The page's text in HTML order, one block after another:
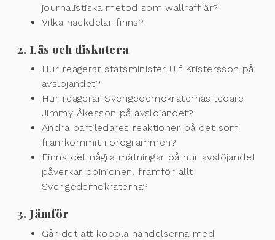
journalistiska metod som wallraff är?
Vilka nackdelar finns?
2. Läs och diskutera
Hur reagerar statsminister Ulf Kristersson på
avslöjandet?
Hur reagerar Sverigedemokraternas ledare
Jimmy Åkesson på avslöjandet?
Andra partiledares reaktioner på det som
framkommit i programmen?
Finns det några mätningar på hur avslöjandet
påverkar opinionen, framför allt
Sverigedemokraterna?
3. Jämför
Går det att koppla händelserna med